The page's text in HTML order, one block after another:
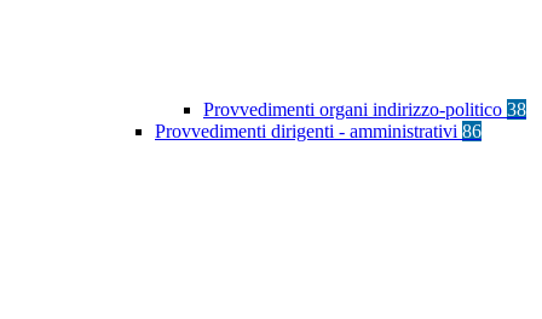
Provvedimenti organi indirizzo-politico 38
Provvedimenti dirigenti - amministrativi 86